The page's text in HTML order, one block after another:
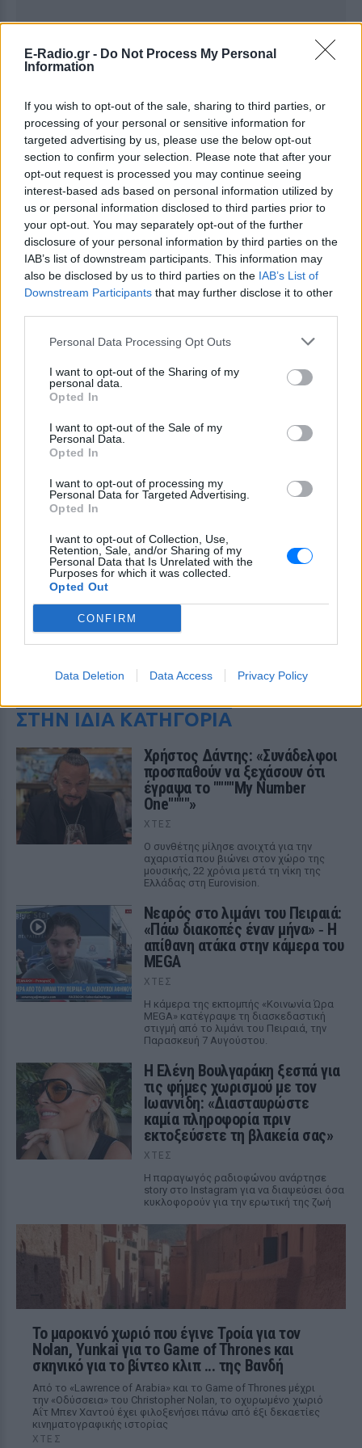
E-Radio.gr - Do Not Process My Personal
Information
If you wish to opt-out of the sale, sharing to third parties, or
processing of your personal or sensitive information for
targeted advertising by us, please use the below opt-out
section to confirm your selection. Please note that after your
opt-out request is processed you may continue seeing
interest-based ads based on personal information utilized by
us or personal information disclosed to third parties prior to
your opt-out. You may separately opt-out of the further
disclosure of your personal information by third parties on the
IAB’s list of downstream participants. This information may
also be disclosed by us to third parties on the IAB’s List of
Downstream Participants that may further disclose it to other
Personal Data Processing Opt Outs
I want to opt-out of the Sharing of my
personal data.
Opted In
I want to opt-out of the Sale of my
Personal Data.
Opted In
I want to opt-out of processing my
Personal Data for Targeted Advertising.
Opted In
I want to opt-out of Collection, Use,
Retention, Sale, and/or Sharing of my
Personal Data that Is Unrelated with the
Purposes for which it was collected.
Opted Out
CONFIRM
Data Deletion Data Access Privacy Policy
Ακολουθήστε το E-Radio.gr στοGoogle News
και μάθετε πρώτοιτα πιο hot νέα.
Εσύ μπήκες στο E-Daily.gr; Τα νέα της ημέρας
και ότι σου κάνει κλικ!
Ακολουθήστε το E-Radio.gr και στο Instagram
ΔΙΑΦΗΜΙΣΗ
ΔΕΙΤΕ ΕΠΙΣΗΣ
ΣΤΗΝ ΙΔΙΑ ΚΑΤΗΓΟΡΙΑ
Χρήστος Δάντης: «Συνάδελφοι
προσπαθούν να ξεχάσουν ότι
έγραψα το """"My Number
One""""»
ΧΤΕΣ
Ο συνθέτης μίλησε ανοιχτά για την
αχαριστία που βιώνει στον χώρο της
μουσικής, 22 χρόνια μετά τη νίκη της
Ελλάδας στη Eurovision.
Νεαρός στο λιμάνι του Πειραιά:
«Πάω διακοπές έναν μήνα» ‑ Η
απίθανη ατάκα στην κάμερα του
MEGA
ΧΤΕΣ
Η κάμερα της εκπομπής «Κοινωνία Ώρα
MEGA» κατέγραψε τη διασκεδαστική
στιγμή από το λιμάνι του Πειραιά, την
Παρασκευή 7 Αυγούστου.
Η Ελένη Βουλγαράκη ξεσπά για
τις φήμες χωρισμού με τον
Ιωαννίδη: «Διασταυρώστε
καμία πληροφορία πριν
εκτοξεύσετε τη βλακεία σας»
ΧΤΕΣ
Η παραγωγός ραδιοφώνου ανάρτησε
story στο Instagram για να διαψεύσει όσα
κυκλοφορούν για την ερωτική της ζωή
Το μαροκινό χωριό που έγινε Τροία για τον
Nolan, Yunkai για το Game of Thrones και
σκηνικό για το βίντεο κλιπ ... της Βανδή
Από το «Lawrence of Arabia» και το Game of Thrones μέχρι
την «Οδύσσεια» του Christopher Nolan, το οχυρωμένο χωριό
Αΐτ Μπεν Χαντού έχει φιλοξενήσει πάνω από έξι δεκαετίες
κινηματογραφικής ιστορίας
ΧΤΕΣ